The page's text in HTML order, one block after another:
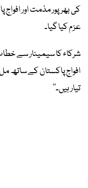
کی بھرپور مذمت اور
عزم کیا گیا۔
شرکاء کا سیمینار سے
افواج پاکستان کے ساتھ
تیار ہیں۔‘‘